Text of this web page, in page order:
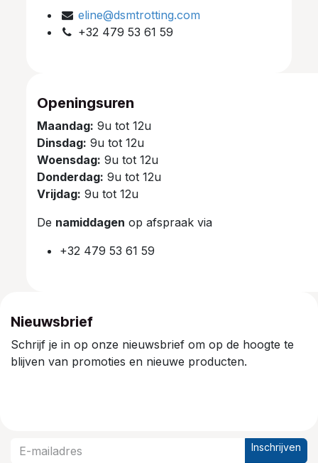
eline@dsmtrotting.com
+32 479 53 61 59
Openingsuren
Maandag: 9u tot 12u
Dinsdag: 9u tot 12u
Woensdag: 9u tot 12u
Donderdag: 9u tot 12u
Vrijdag: 9u tot 12u
De namiddagen op afspraak via
+32 479 53 61 59
Nieuwsbrief
Schrijf je in op onze nieuwsbrief om op de hoogte te
blijven van promoties en nieuwe producten.
Inschrijven